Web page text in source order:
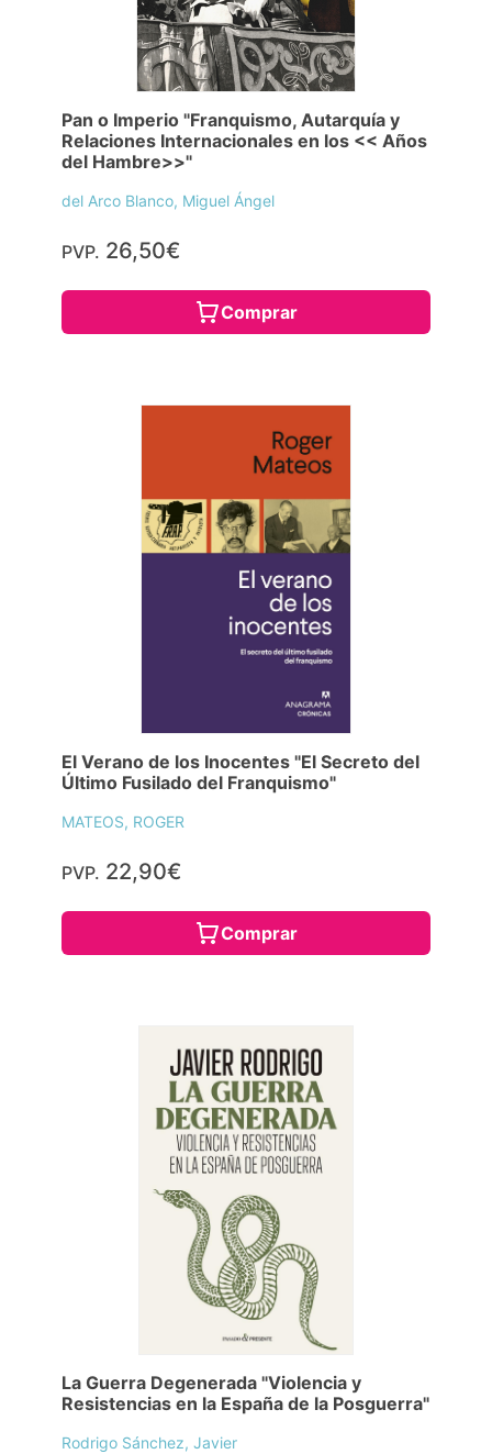
Pan o Imperio "Franquismo, Autarquía y
Relaciones Internacionales en los << Años
del Hambre>>"
del Arco Blanco, Miguel Ángel
PVP. 26,50€
Comprar
El Verano de los Inocentes "El Secreto del
Último Fusilado del Franquismo"
MATEOS, ROGER
PVP. 22,90€
Comprar
La Guerra Degenerada "Violencia y
Resistencias en la España de la Posguerra"
Rodrigo Sánchez, Javier